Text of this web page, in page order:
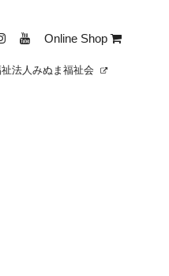
Online Shop
法人みぬま福祉会